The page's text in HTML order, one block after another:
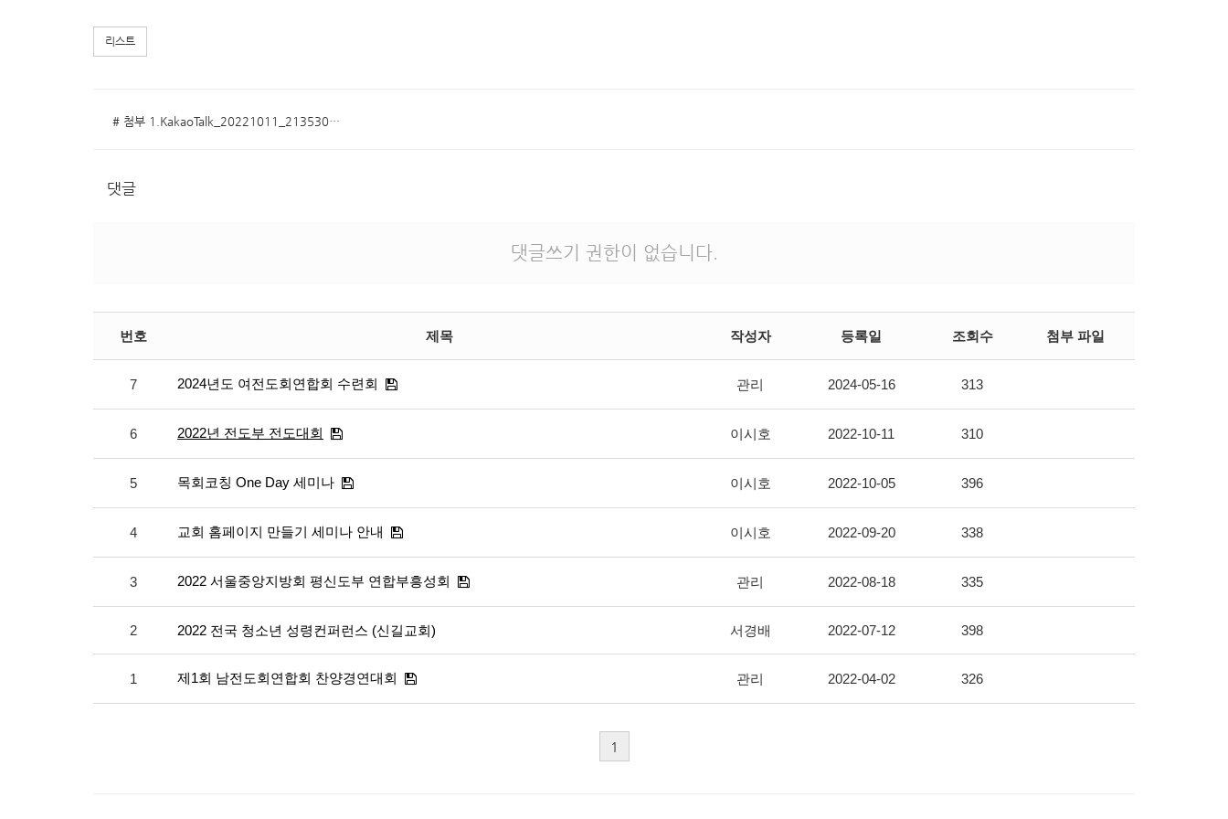
리스트
# 첨부 1.KakaoTalk_20221011_213530711.jpg
댓글
댓글쓰기 권한이 없습니다.
번호 제목 작성자 등록일 조회수 첨부 파일
7 2024년도 여전도회연합회 수련회 관리 2024-05-16 313
6 2022년 전도부 전도대회 이시호 2022-10-11 310
5 목회코칭 One Day 세미나 이시호 2022-10-05 396
4 교회 홈페이지 만들기 세미나 안내 이시호 2022-09-20 338
3 2022 서울중앙지방회 평신도부 연합부흥성회 관리 2022-08-18 335
2 2022 전국 청소년 성령컨퍼런스 (신길교회) 서경배 2022-07-12 398
1 제1회 남전도회연합회 찬양경연대회 관리 2022-04-02 326
1